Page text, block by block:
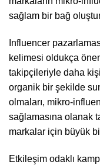
sağlam bir bağ
Influencer
kelimesi oldukça
takipçileriyle daha
organik bir şekilde
olmaları, mikro-
sağlamasına olanak
markalar için büyük
Etkileşim odaklı